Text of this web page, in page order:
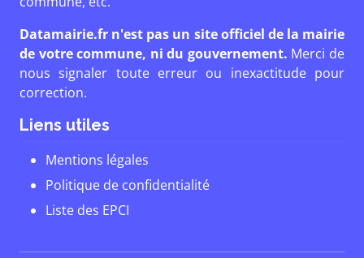
Datamairie.fr n'est pas un site officiel de la mairie
de votre commune, ni du gouvernement. Merci de
nous signaler toute erreur ou inexactitude pour
correction.
Liens utiles
Mentions légales
Politique de confidentialité
Liste des EPCI